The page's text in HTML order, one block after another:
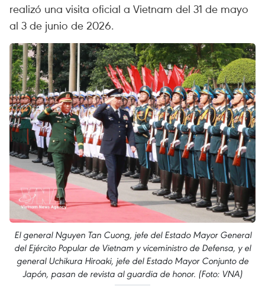
realizó una visita oficial a Vietnam del 31 de mayo
al 3 de junio de 2026.
El general Nguyen Tan Cuong, jefe del Estado Mayor General
del Ejército Popular de Vietnam y viceministro de Defensa, y el
general Uchikura Hiroaki, jefe del Estado Mayor Conjunto de
Japón, pasan de revista al guardia de honor. (Foto: VNA)